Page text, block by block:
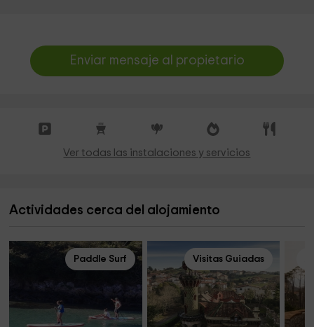
Enviar mensaje al propietario
Ver todas las instalaciones y servicios
Actividades cerca del alojamiento
Paddle Surf Visitas Guiadas